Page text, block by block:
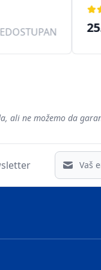
T/
ne možemo da
Email